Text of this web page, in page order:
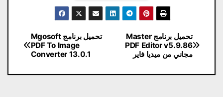
تصفّح
المقالات
تحميل برنامج Mgosoft
PDF To Image
Converter 13.0.1
تحميل برنامج Master
PDF Editor v5.9.86
مجاني من ميديا ​​فاير